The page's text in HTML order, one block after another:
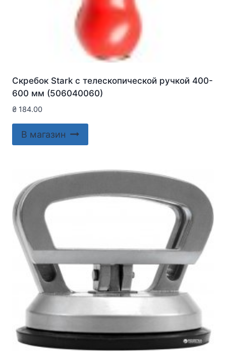
Скребок Stark с телескопической ручкой 400-
600 мм (506040060)
₴ 184.00
В магазин